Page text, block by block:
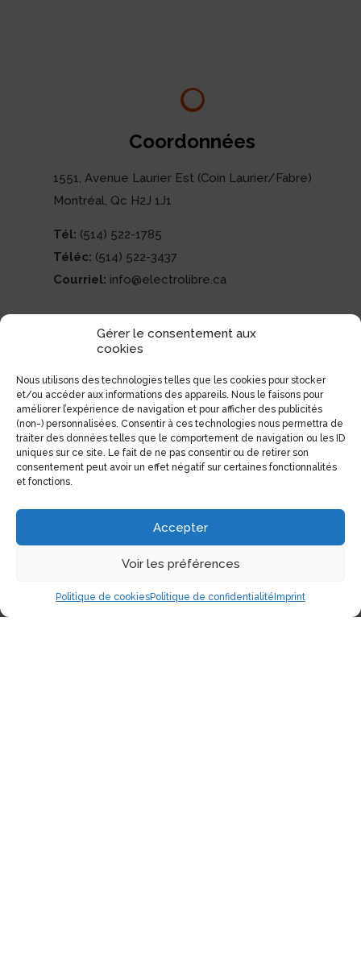
Gérer le consentement aux
cookies
Nous utilisons des technologies telles que les cookies pour stocker
et/ou accéder aux informations des appareils. Nous le faisons pour
améliorer l’expérience de navigation et pour afficher des publicités
(non-) personnalisées. Consentir à ces technologies nous permettra de
traiter des données telles que le comportement de navigation ou les ID
uniques sur ce site. Le fait de ne pas consentir ou de retirer son
consentement peut avoir un effet négatif sur certaines fonctionnalités
et fonctions.
Accepter
Voir les préférences
Politique de cookiesPolitique de confidentialité Imprint
Coordonnées
1551, Avenue Laurier Est (Coin Laurier/Fabre)
Montréal, Qc H2J 1J1
Tél: (514) 522-1785
Téléc: (514) 522-3437
Courriel: info@electrolibre.ca